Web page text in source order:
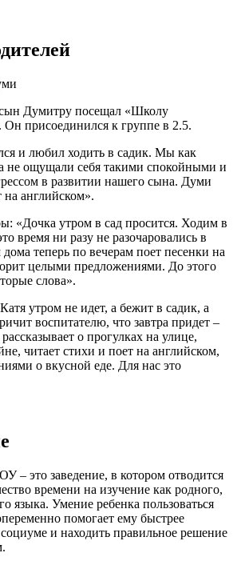
сын Думитру посещал «Школу
Он присоединился к группе в 2.5.
и любил ходить в садик. Мы как
не ощущали себя такими спокойными и
в развитии нашего сына. Думи
на английском».
«Дочка утром в сад просится. Ходим в
время ни разу не разочаровались в
теперь по вечерам поет песенки на
целыми предложениями. До этого
слова».
утром не идет, а бежит в садик, а
воспитателю, что завтра придет –
о прогулках на улице,
читает стихи и поет на английском,
о вкусной еде. Для нас это
– это заведение, в котором отводится
времени на изучение как родного,
языка. Умение ребенка пользоваться
помогает ему быстрее
социуме и находить правильное решение